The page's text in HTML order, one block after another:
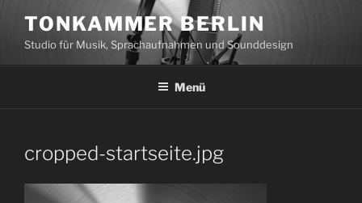
Inhalt
springen
TONKAMMER BERLIN
Studio für Musik, Sprachaufnahmen und Sounddesign
Menü
cropped-startseite.jpg